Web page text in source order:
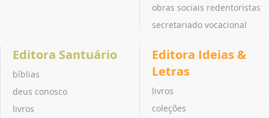
obras sociais redentoristas
secretariado vocacional
Editora Santuário
bíblias
deus conosco
livros
Editora Ideias &
Letras
livros
coleções